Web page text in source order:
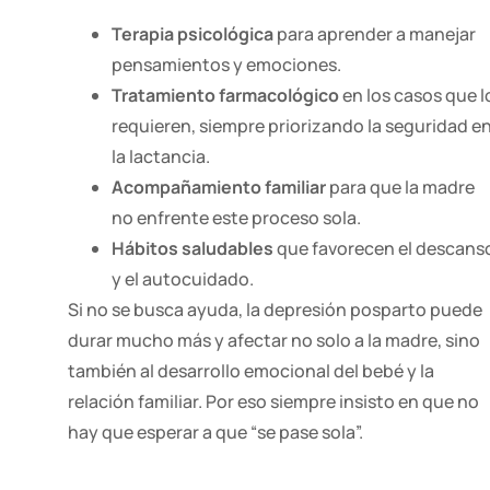
Terapia psicológicapara aprender a manejar
pensamientos y emociones.
Tratamiento farmacológicoen los casos que
requieren, siempre priorizando la seguridad en
la lactancia.
Acompañamiento familiarpara que la madre
no enfrente este proceso sola.
Hábitos saludablesque favorecen el
y el autocuidado.
Si no se busca ayuda, la depresión posparto puede
durar mucho más y afectar no solo a la madre, sino
también al desarrollo emocional del bebé y la
relación familiar. Por eso siempre insisto en que no
hay que esperar a que “se pase sola”.